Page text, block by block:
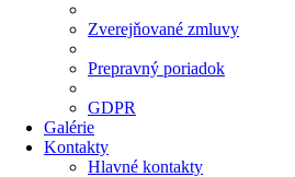
Zverejňované zmluvy
Prepravný poriadok
GDPR
Galérie
Kontakty
Hlavné kontakty